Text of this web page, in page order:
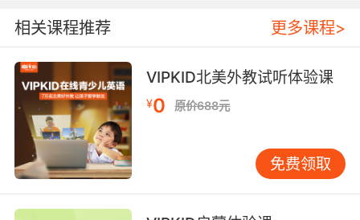
点，教师要熟练掌握各种教学工具的使用，如电
子白板、课件播放、视频互动等功能，确保教学
过程的流畅性和高效性。 二、课程设计与优化策
略 课程是教学的核心载体，VIPKID 在课程设计
方面投入了大量精力。其课程体系遵循国际英语
教育标准，并结合中国少儿的实际英语水平和学
习需求进行了本土化调整。课程内容涵盖了听说
读写多个维度，且根据不同年龄段和英语基础的
孩子进行了细致的分级。 在低级别课程中，注重
培养孩子的英语学习兴趣和基本的语言感知能
相关课程推荐 更多课程>
VIPKID北美外教试听体验课
¥0 原价688元
免费领取